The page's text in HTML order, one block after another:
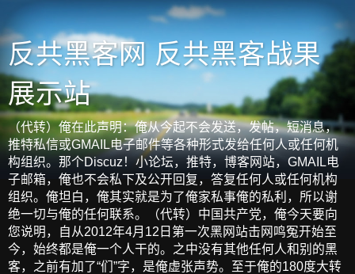
反共黑客网 反共黑客战果
展示站
（代转）俺在此声明：俺从今起不会发送，发帖，短消息，
推特私信或GMAIL电子邮件等各种形式发给任何人或任何机
构组织。那个Discuz！小论坛，推特，博客网站，GMAIL电
子邮箱，俺也不会私下及公开回复，答复任何人或任何机构
组织。俺坦白，俺其实就是为了俺家私事俺的私利，所以谢
绝一切与俺的任何联系。（代转）中国共产党，俺今天要向
您说明，自从2012年4月12日第一次黑网站击网鸣冤开始至
今，始终都是俺一个人干的。之中没有其他任何人和别的黑
客，之前有加了“们”字，是俺虚张声势。至于俺的180度大转